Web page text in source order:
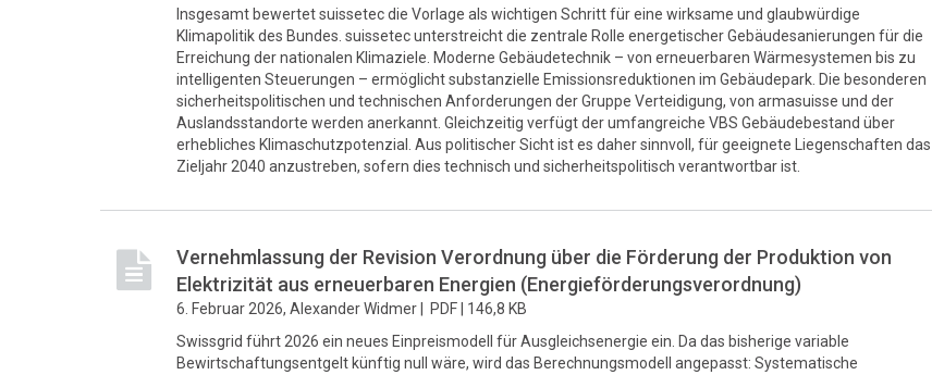
Insgesamt bewertet suissetec die Vorlage als wichtigen Schritt für eine wirksame und glaubwürdige
Klimapolitik des Bundes. suissetec unterstreicht die zentrale Rolle energetischer Gebäudesanierungen für die
Erreichung der nationalen Klimaziele. Moderne Gebäudetechnik – von erneuerbaren Wärmesystemen bis zu
intelligenten Steuerungen – ermöglicht substanzielle Emissionsreduktionen im Gebäudepark. Die besonderen
sicherheitspolitischen und technischen Anforderungen der Gruppe Verteidigung, von armasuisse und der
Auslandsstandorte werden anerkannt. Gleichzeitig verfügt der umfangreiche VBS Gebäudebestand über
erhebliches Klimaschutzpotenzial. Aus politischer Sicht ist es daher sinnvoll, für geeignete Liegenschaften das
Zieljahr 2040 anzustreben, sofern dies technisch und sicherheitspolitisch verantwortbar ist.
Vernehmlassung der Revision Verordnung über die Förderung der Produktion von
Elektrizität aus erneuerbaren Energien (Energieförderungsverordnung)
6. Februar 2026, Alexander Widmer | PDF | 146,8 KB
Swissgrid führt 2026 ein neues Einpreismodell für Ausgleichsenergie ein. Da das bisherige variable
Bewirtschaftungsentgelt künftig null wäre, wird das Berechnungsmodell angepasst: Systematische